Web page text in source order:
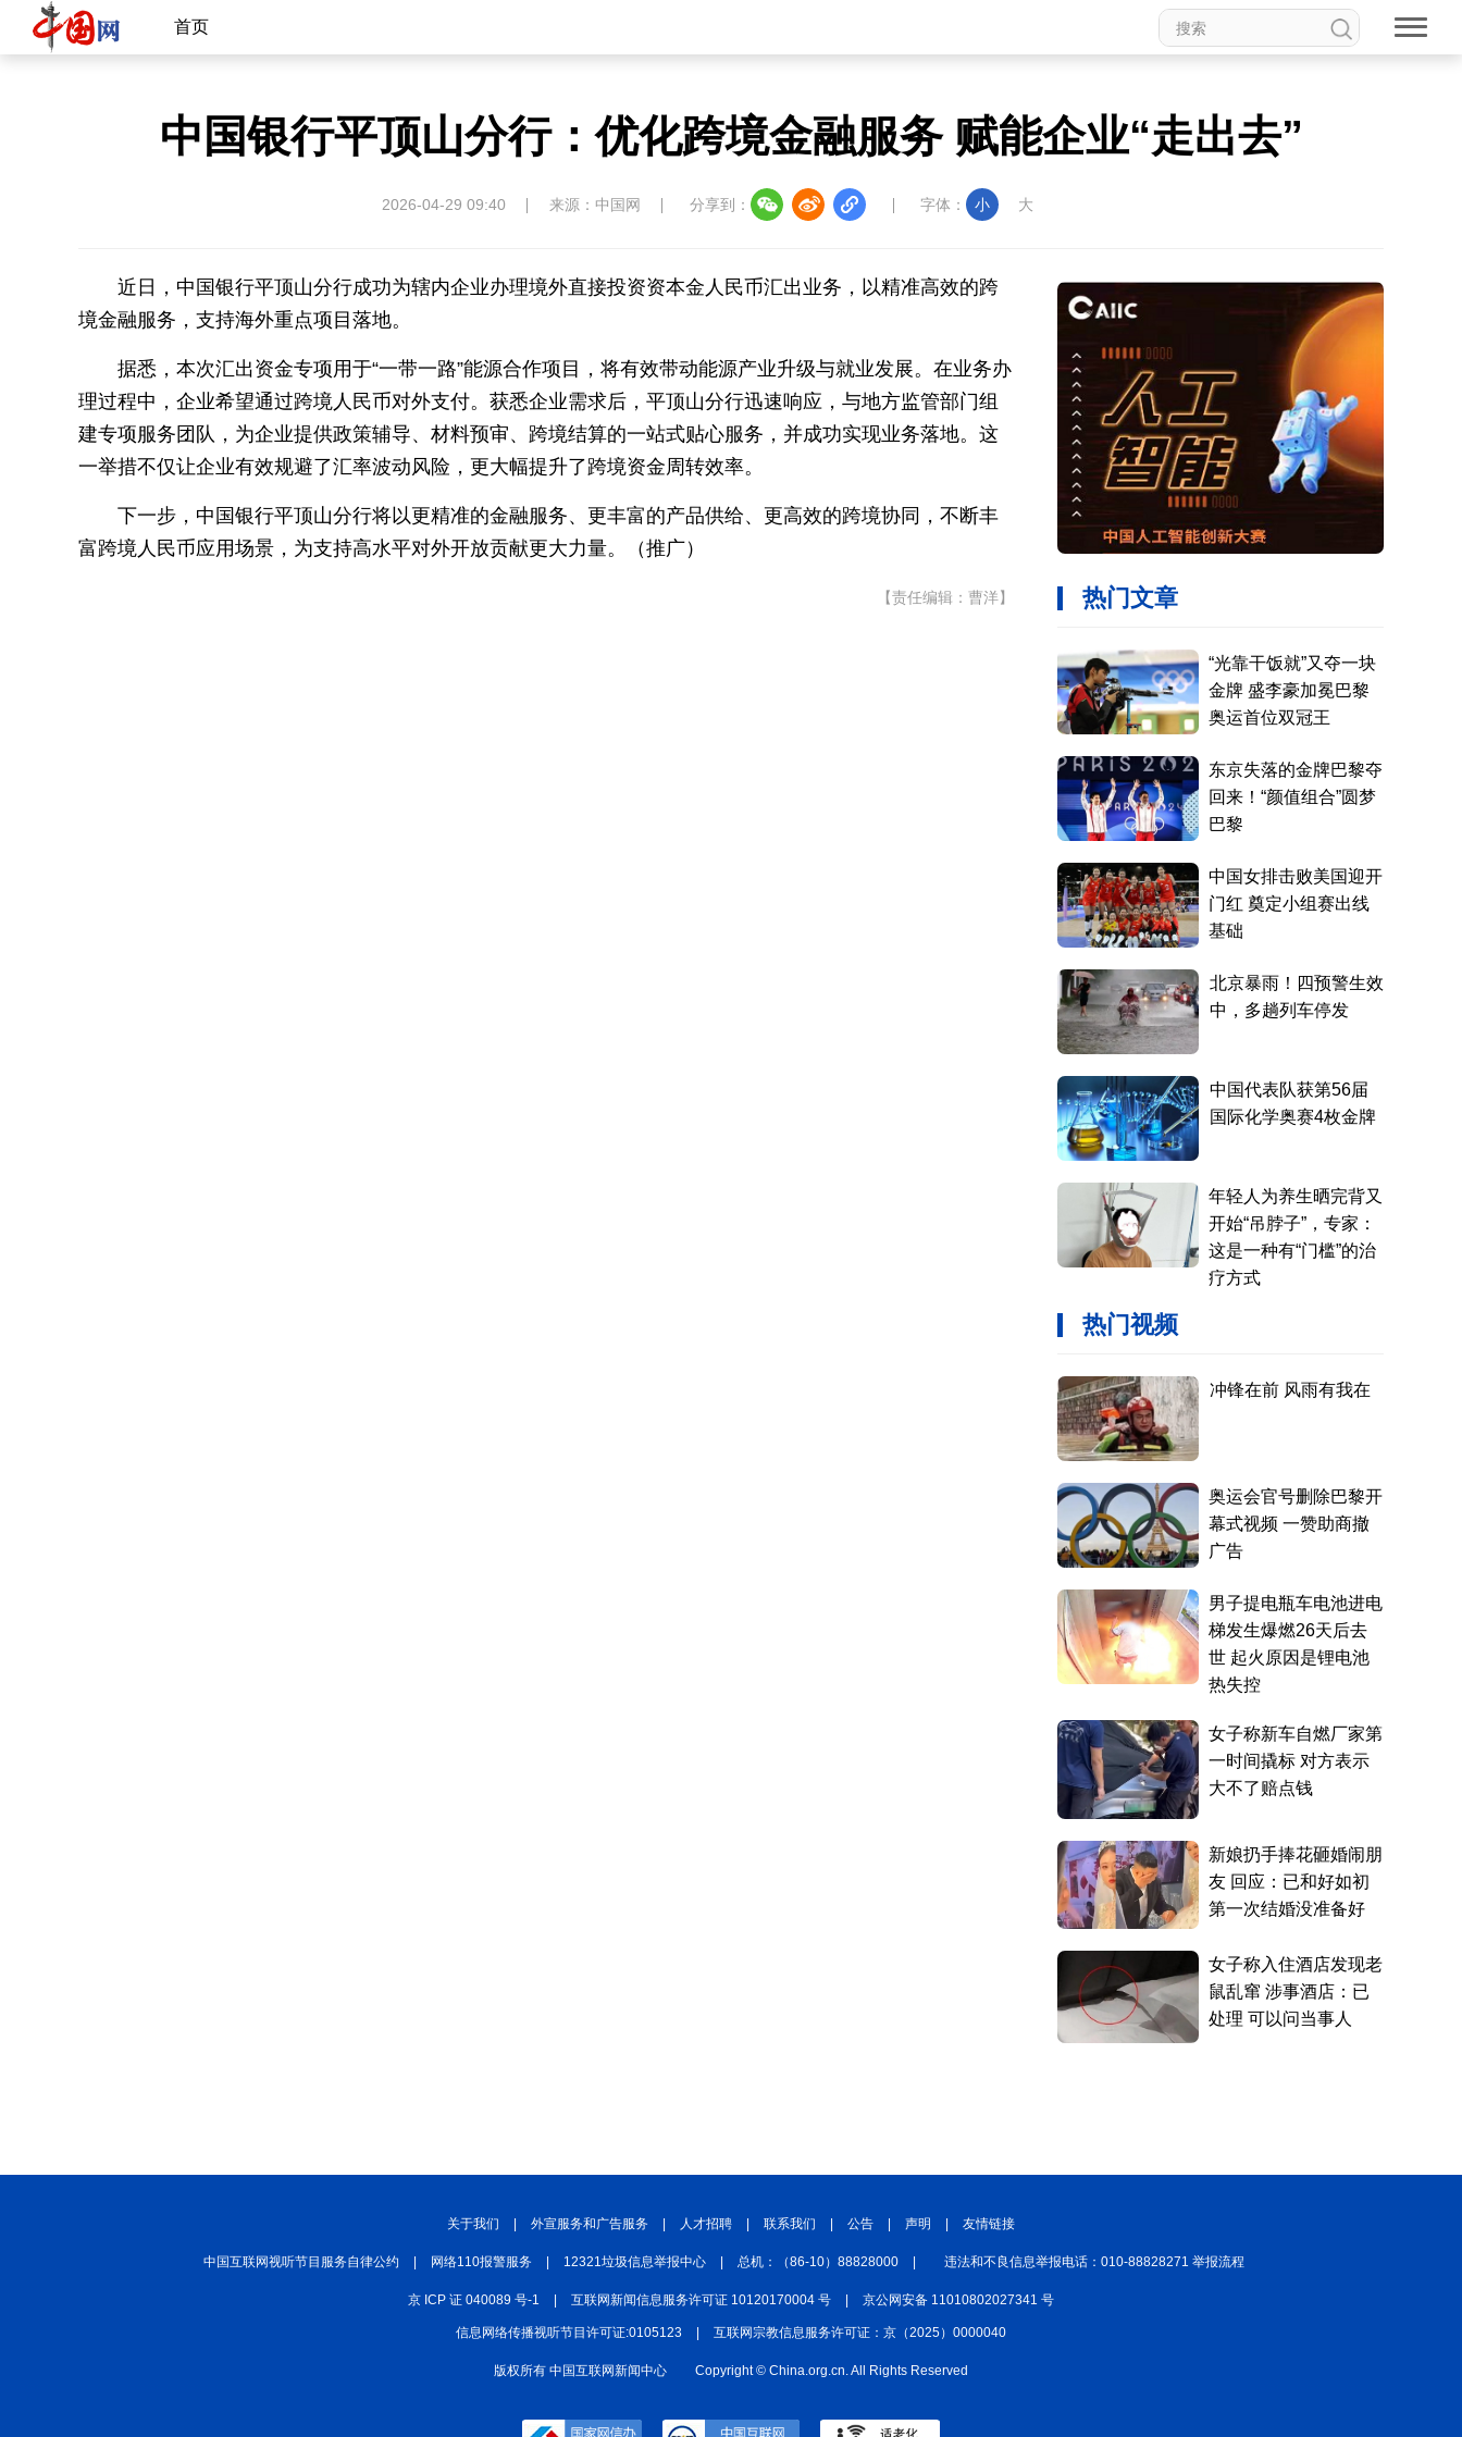
首页
中国银行平顶山分行：优化跨境金融服务 赋能企业“走出去”
2026-04-29 09:40 来源：中国网 分享到： 字体： 小 大
近日，中国银行平顶山分行成功为辖内企业办理境外直接投资资本金人民币汇出业务，以精准高效的跨
境金融服务，支持海外重点项目落地。
据悉，本次汇出资金专项用于“一带一路”能源合作项目，将有效带动能源产业升级与就业发展。在业务办
理过程中，企业希望通过跨境人民币对外支付。获悉企业需求后，平顶山分行迅速响应，与地方监管部门组
建专项服务团队，为企业提供政策辅导、材料预审、跨境结算的一站式贴心服务，并成功实现业务落地。这
一举措不仅让企业有效规避了汇率波动风险，更大幅提升了跨境资金周转效率。
下一步，中国银行平顶山分行将以更精准的金融服务、更丰富的产品供给、更高效的跨境协同，不断丰
富跨境人民币应用场景，为支持高水平对外开放贡献更大力量。（推广）
【责任编辑：曹洋】
关于我们 外宣服务和广告服务 人才招聘 联系我们 公告 声明 友情链接
中国互联网视听节目服务自律公约 网络110报警服务 12321垃圾信息举报中心 总机：（86-10）88828000 违法和不良信息举报电话：010-88828271 举报流程
京 ICP 证 040089 号-1 互联网新闻信息服务许可证 10120170004 号 京公网安备 11010802027341 号
信息网络传播视听节目许可证:0105123 互联网宗教信息服务许可证：京（2025）0000040
版权所有 中国互联网新闻中心 Copyright © China.org.cn. All Rights Reserved